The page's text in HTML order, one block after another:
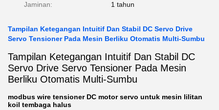
Jaminan: 1 tahun
Tampilan Ketegangan Intuitif Dan Stabil DC Servo Drive
Servo Tensioner Pada Mesin Berliku Otomatis Multi-Sumbu
Tampilan Ketegangan Intuitif Dan Stabil DC
Servo Drive Servo Tensioner Pada Mesin
Berliku Otomatis Multi-Sumbu
modbus wire tensioner DC motor servo untuk mesin lilitan
koil tembaga halus